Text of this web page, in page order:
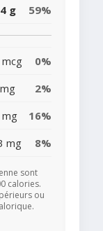
g 59%
0%
2%
mg
16%
mg 8%
sont
calories.
ou